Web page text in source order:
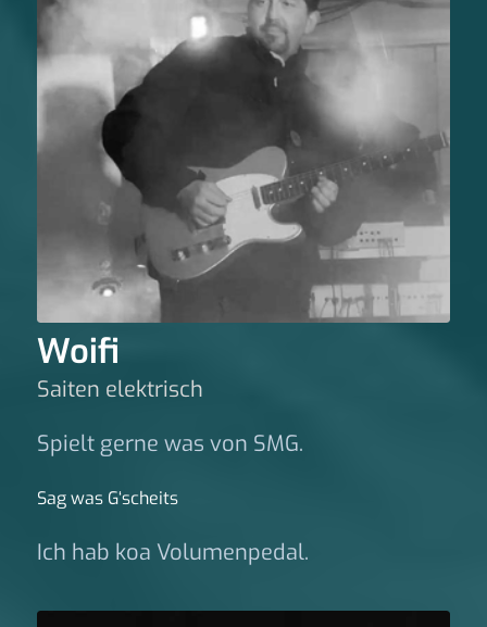
Woifi
Saiten elektrisch
Spielt gerne was von SMG.
Sag was G‘scheits
Ich hab koa Volumenpedal.